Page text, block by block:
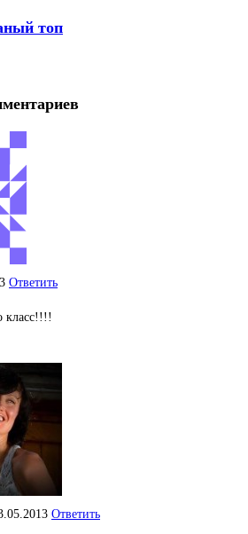
топ
Ответить
класс!!!!
Ответить